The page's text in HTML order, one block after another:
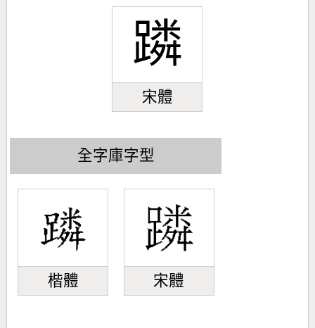
蹸
宋體
全字庫字型
楷體 宋體